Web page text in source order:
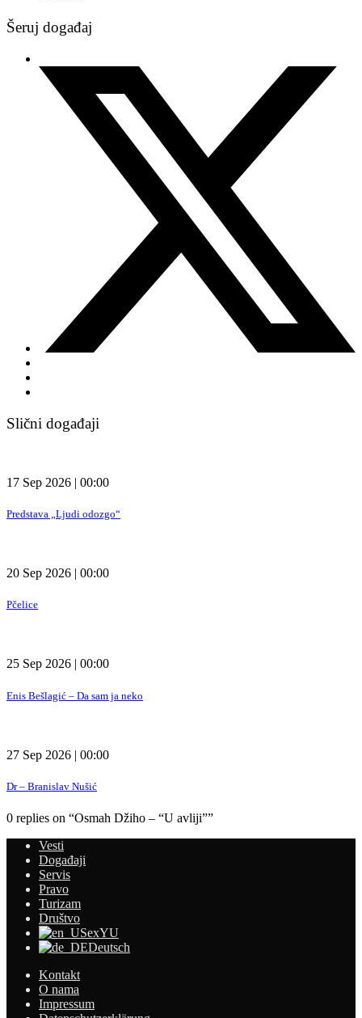
Šeruj događaj
Slični događaji
17 Sep 2026 | 00:00
Predstava „Ljudi odozgo“
20 Sep 2026 | 00:00
Pčelice
25 Sep 2026 | 00:00
Enis Bešlagić – Da sam ja neko
27 Sep 2026 | 00:00
Dr – Branislav Nušić
0 replies on “Osmah Džiho – “U avliji””
Vesti
Događaji
Servis
Pravo
Turizam
Društvo
exYU
Deutsch
Kontakt
O nama
Impressum